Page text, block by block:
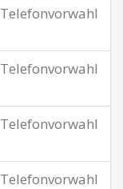
Telefonvorwahl
Telefonvorwahl
Telefonvorwahl
Telefonvorwahl